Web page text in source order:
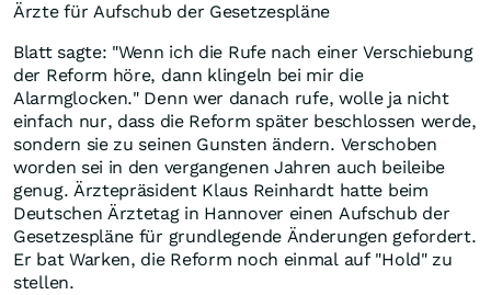
Ärzte für Aufschub der Gesetzespläne
Blatt sagte: "Wenn ich die Rufe nach einer Verschiebung
der Reform höre, dann klingeln bei mir die
Alarmglocken." Denn wer danach rufe, wolle ja nicht
einfach nur, dass die Reform später beschlossen werde,
sondern sie zu seinen Gunsten ändern. Verschoben
worden sei in den vergangenen Jahren auch beileibe
genug. Ärztepräsident Klaus Reinhardt hatte beim
Deutschen Ärztetag in Hannover einen Aufschub der
Gesetzespläne für grundlegende Änderungen gefordert.
Er bat Warken, die Reform noch einmal auf "Hold" zu
stellen.